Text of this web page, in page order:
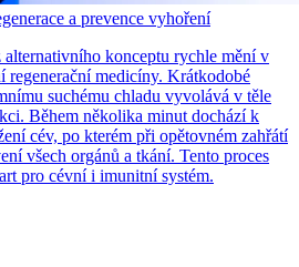
a prevence vyhoření
alternativního konceptu rychle mění v
regenerační medicíny. Krátkodobé
suchému chladu vyvolává v těle
Během několika minut dochází k
cév, po kterém při opětovném zahřátí
všech orgánů a tkání. Tento proces
pro cévní i imunitní systém.